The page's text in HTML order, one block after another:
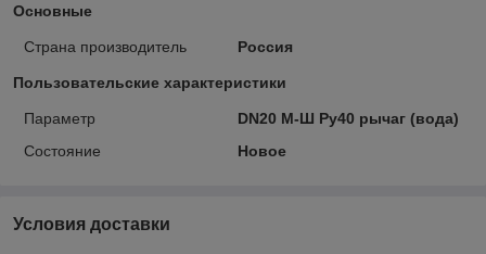
Основные
Страна производитель Россия
Пользовательские характеристики
Параметр
DN20 М-Ш Ру40 рычаг (вода)
Состояние
Новое
Условия доставки